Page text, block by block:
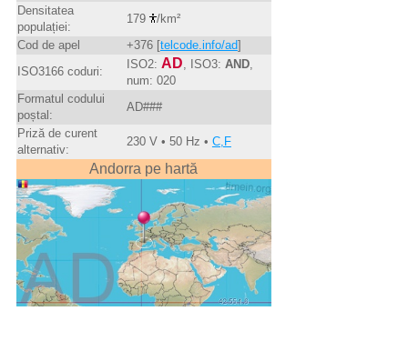
Densitatea
populației:
179
/km²
Cod de apel
+376 [telcode.info/ad]
ISO3166 coduri:
ISO2: AD , ISO3: AND,
num: 020
Formatul codului
poștal:
AD###
Priză de curent
alternativ:
230 V • 50 Hz • C,F
Andorra pe hartă